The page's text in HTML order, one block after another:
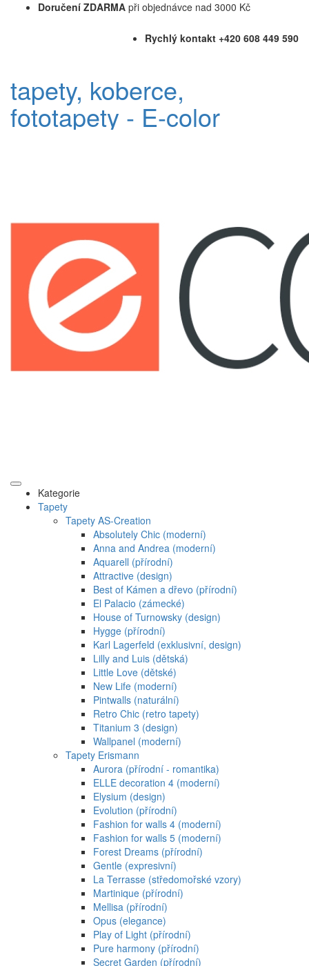
Doručení ZDARMA při objednávce nad 3000 Kč
Rychlý kontakt +420 608 449 590
tapety, koberce,
fototapety - E-color
Kategorie
Tapety
Tapety AS-Creation
Absolutely Chic (moderní)
Anna and Andrea (moderní)
Aquarell (přírodní)
Attractive (design)
Best of Kámen a dřevo (přírodní)
El Palacio (zámecké)
House of Turnowsky (design)
Hygge (přírodní)
Karl Lagerfeld (exklusivní, design)
Lilly and Luis (dětská)
Little Love (dětské)
New Life (moderní)
Pintwalls (naturální)
Retro Chic (retro tapety)
Titanium 3 (design)
Wallpanel (moderní)
Tapety Erismann
Aurora (přírodní - romantika)
ELLE decoration 4 (moderní)
Elysium (design)
Evolution (přírodní)
Fashion for walls 4 (moderní)
Fashion for walls 5 (moderní)
Forest Dreams (přírodní)
Gentle (expresivní)
La Terrasse (středomořské vzory)
Martinique (přírodní)
Mellisa (přírodní)
Opus (elegance)
Play of Light (přírodní)
Pure harmony (přírodní)
Secret Garden (přírodní)